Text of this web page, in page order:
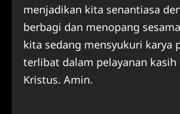
menjadikan kita senantiasa
berbagi dan menopang
kita sedang mensyukuri karya
terlibat dalam pelayanan
Kristus. Amin.